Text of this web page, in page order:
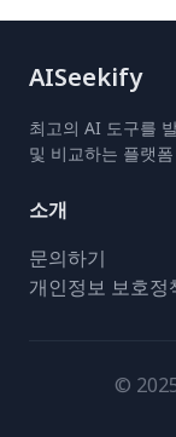
AISeekify
최고의 AI 도구를
및 비교하는 플랫폼
소개
문의하기
개인정보 보호정
©